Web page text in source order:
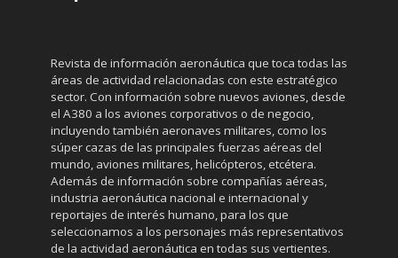
Revista de información aeronáutica que toca todas las
áreas de actividad relacionadas con este estratégico
sector. Con información sobre nuevos aviones, desde
el A380 a los aviones corporativos o de negocio,
incluyendo también aeronaves militares, como los
súper cazas de las principales fuerzas aéreas del
mundo, aviones militares, helicópteros, etcétera.
Además de información sobre compañías aéreas,
industria aeronáutica nacional e internacional y
reportajes de interés humano, para los que
seleccionamos a los personajes más representativos
de la actividad aeronáutica en todas sus vertientes.